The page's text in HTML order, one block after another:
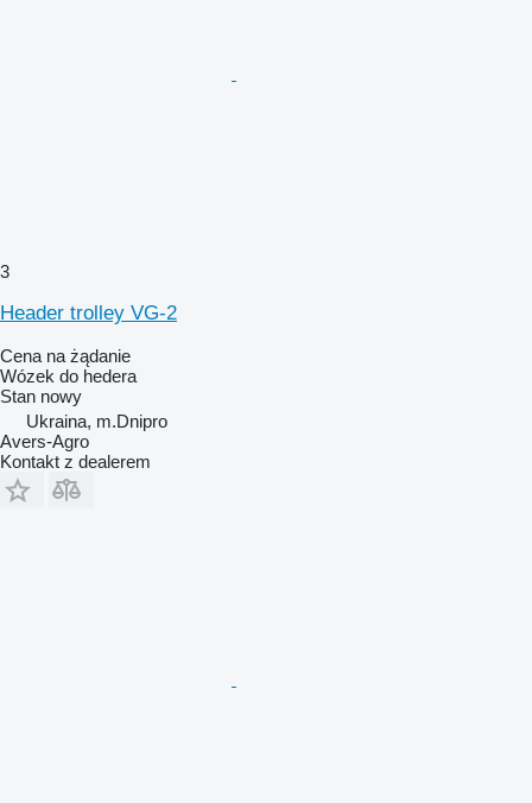
3
Header trolley VG-2
Cena na żądanie
Wózek do hedera
Stan nowy
Ukraina, m.Dnipro
Avers-Agro
Kontakt z dealerem